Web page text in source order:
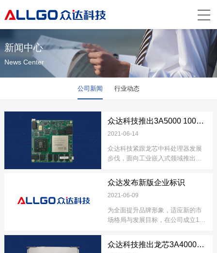
新闻中心
News Center
公司新闻 行业动态
众达科技推出3A5000 100%国产化工业计算机模块解决方案
2021-06-14
众达科技紧跟龙芯中科处理器发展
步伐，面向工业嵌入式领域推出
机模块解决方案。
众达发布新版企业标识
2021-06-09
为全面提升品牌形象，适应新的市
场格局与发展目标，在公司成立10
识。
众达科技推出龙芯3A4000全国产6U VPX